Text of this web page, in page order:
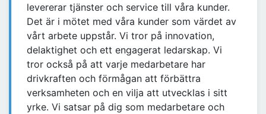
levererar tjänster och service till våra kunder.
Det är i mötet med våra kunder som värdet av
vårt arbete uppstår. Vi tror på innovation,
delaktighet och ett engagerat ledarskap. Vi
tror också på att varje medarbetare har
drivkraften och förmågan att förbättra
verksamheten och en vilja att utvecklas i sitt
yrke. Vi satsar på dig som medarbetare och